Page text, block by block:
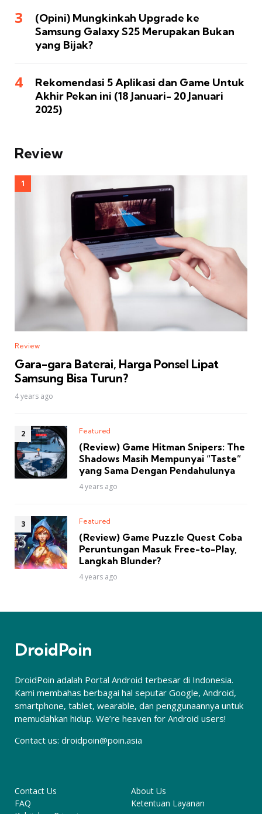
(Opini) Mungkinkah Upgrade ke
Samsung Galaxy S25 Merupakan Bukan
yang Bijak?
Rekomendasi 5 Aplikasi dan Game Untuk
Akhir Pekan ini (18 Januari- 20 Januari
2025)
Review
Review
Gara-gara Baterai, Harga Ponsel Lipat
Samsung Bisa Turun?
4 years ago
Featured
(Review) Game Hitman Snipers: The
Shadows Masih Mempunyai “Taste”
yang Sama Dengan Pendahulunya
4 years ago
Featured
(Review) Game Puzzle Quest Coba
Peruntungan Masuk Free-to-Play,
Langkah Blunder?
4 years ago
DroidPoin
DroidPoin adalah Portal Android terbesar di Indonesia.
Kami membahas berbagai hal seputar Google, Android,
smartphone, tablet, wearable, dan penggunaannya untuk
memudahkan hidup. We’re heaven for Android users!
Contact us: droidpoin@poin.asia
Contact Us
About Us
FAQ
Ketentuan Layanan